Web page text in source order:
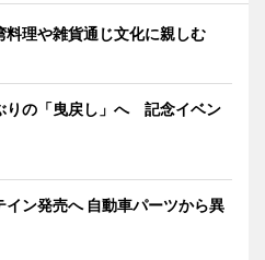
理や雑貨通じ文化に親しむ
りの「曳戻し」へ 記念イベン
ン発売へ 自動車パーツから異